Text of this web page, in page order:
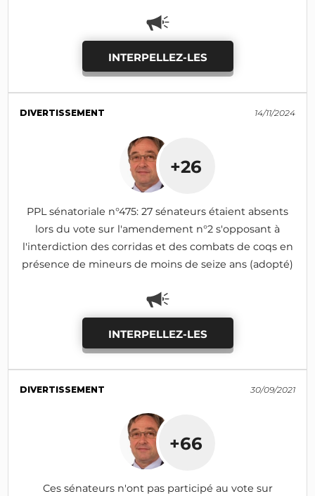
INTERPELLEZ-LES
DIVERTISSEMENT 14/11/2024
+26
PPL sénatoriale n°475: 27 sénateurs étaient absents
lors du vote sur l'amendement n°2 s'opposant à
l'interdiction des corridas et des combats de coqs en
présence de mineurs de moins de seize ans (adopté)
INTERPELLEZ-LES
DIVERTISSEMENT 30/09/2021
+66
Ces sénateurs n'ont pas participé au vote sur